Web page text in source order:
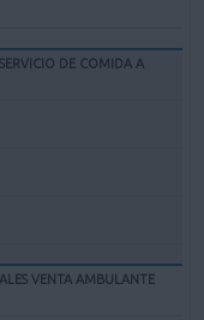
DE COMIDA A
VENTA AMBULANTE